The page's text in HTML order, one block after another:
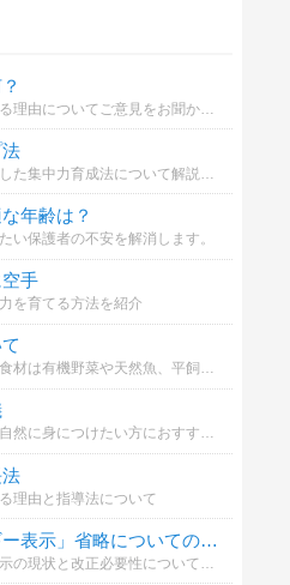
年齢は？
い保護者の不安を解消します。
手
を育てる方法を紹介
お子さんの離乳食に使う食材は有機野菜や天然魚、平飼い卵などこだわっていますか？※私はこだわって選んでいるのですがなんせお高い、、、家計を圧迫しています(´;ω;｀)
お子さまの礼儀や挨拶を自然に身につけたい方におすすめ。
理由と指導法について
食品表示「アレルギー表示」省略についての意見
食品表示の個別と一括表示の現状と改正必要性についてどう思いますか